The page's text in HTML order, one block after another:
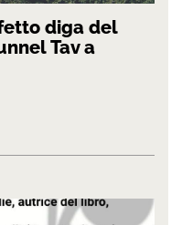
diga del
Tav a